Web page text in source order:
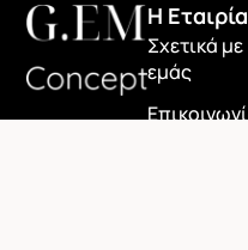
H Εταιρία
Σχετικά με
εμάς